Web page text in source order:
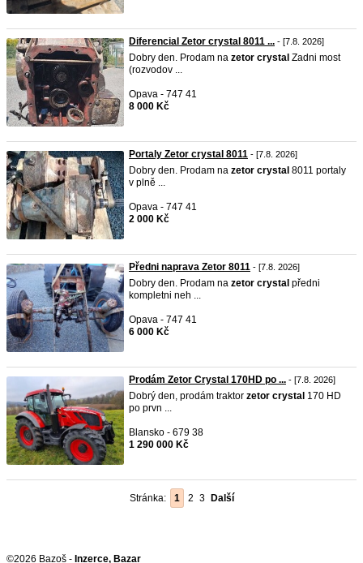
Diferencial Zetor crystal 8011 ... - [7.8. 2026]
Dobry den. Prodam na zetor crystal Zadni most
(rozvodov ...
Opava - 747 41
8 000 Kč
Portaly Zetor crystal 8011 - [7.8. 2026]
Dobry den. Prodam na zetor crystal 8011 portaly
v plně ...
Opava - 747 41
2 000 Kč
Předni naprava Zetor 8011 - [7.8. 2026]
Dobry den. Prodam na zetor crystal předni
kompletni neh ...
Opava - 747 41
6 000 Kč
Prodám Zetor Crystal 170HD po ... - [7.8. 2026]
Dobrý den, prodám traktor zetor crystal 170 HD
po prvn ...
Blansko - 679 38
1 290 000 Kč
Stránka: 1 2 3 Další
©2026 Bazoš - Inzerce, Bazar